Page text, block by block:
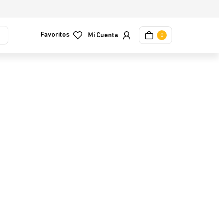
Favoritos 0